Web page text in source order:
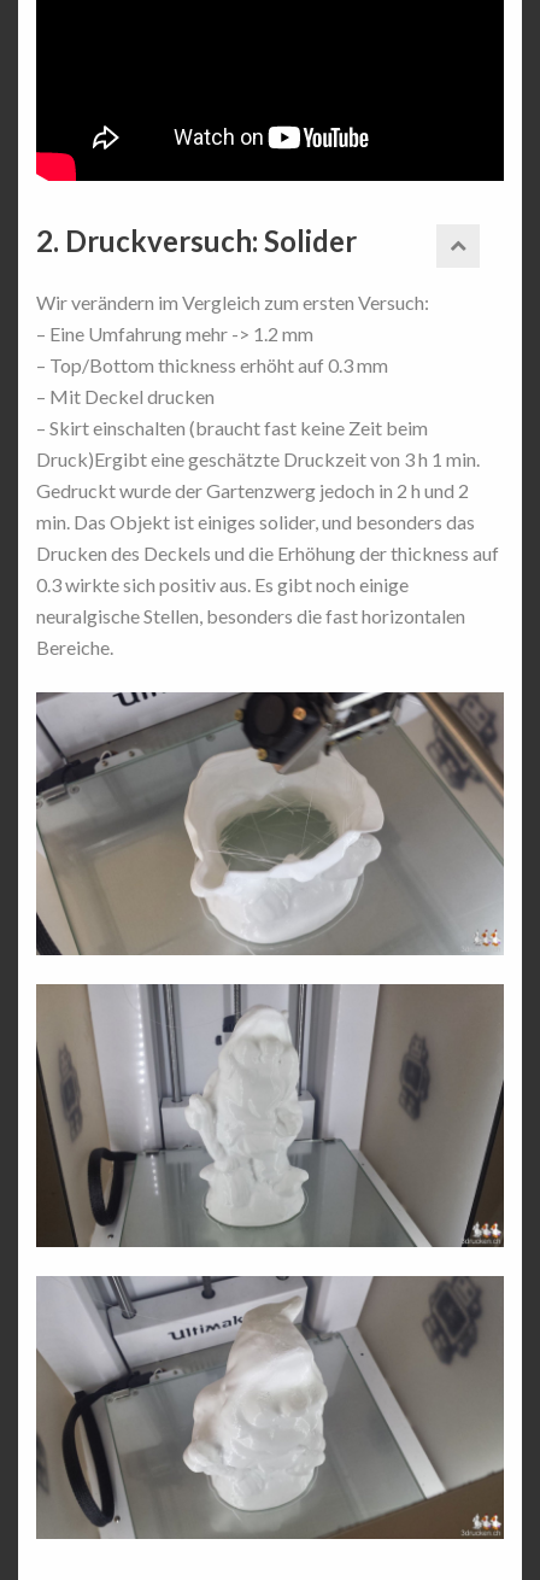
2. Druckversuch: Solider
Wir verändern im Vergleich zum ersten Versuch:
– Eine Umfahrung mehr -> 1.2 mm
– Top/Bottom thickness erhöht auf 0.3 mm
– Mit Deckel drucken
– Skirt einschalten (braucht fast keine Zeit beim
Druck)Ergibt eine geschätzte Druckzeit von 3 h 1 min.
Gedruckt wurde der Gartenzwerg jedoch in 2 h und 2
min. Das Objekt ist einiges solider, und besonders das
Drucken des Deckels und die Erhöhung der thickness auf
0.3 wirkte sich positiv aus. Es gibt noch einige
neuralgische Stellen, besonders die fast horizontalen
Bereiche.